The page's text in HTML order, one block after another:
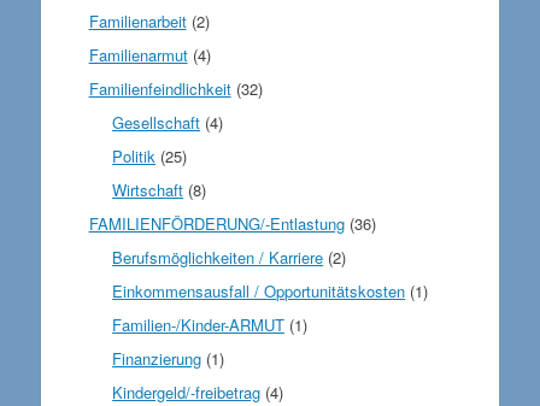
Familienarbeit(2)
Familienarmut(4)
Familienfeindlichkeit(32)
Gesellschaft (4)
Politik (25)
Wirtschaft (8)
FAMILIENFÖRDERUNG/-Entlastung(36)
Berufsmöglichkeiten / Karriere (2)
Einkommensausfall / Opportunitätskosten (1)
Familien-/Kinder-ARMUT (1)
Finanzierung (1)
Kindergeld/-freibetrag (4)